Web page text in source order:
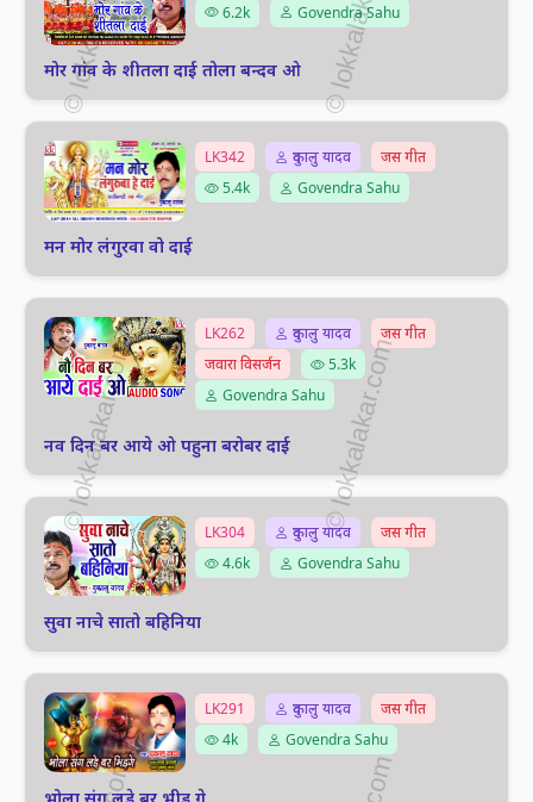
6.2k
Govendra Sahu
मोर गांव के शीतला दाई तोला बन्दव ओ
LK342 दुकालु यादव
जस गीत
5.4k
Govendra Sahu
मन मोर लंगुरवा वो दाई
LK262 दुकालु यादव
जस गीत
जवारा विसर्जन
5.3k
Govendra Sahu
नव दिन बर आये ओ पहुना बरोबर दाई
LK304 दुकालु यादव
जस गीत
4.6k
Govendra Sahu
सुवा नाचे सातो बहिनिया
LK291 दुकालु यादव
जस गीत
4k
Govendra Sahu